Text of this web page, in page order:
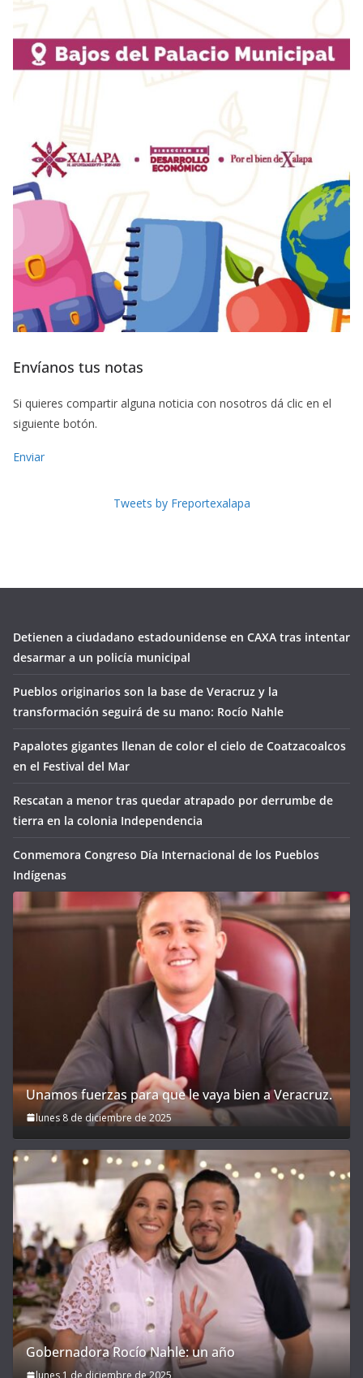
Envíanos tus notas
Si quieres compartir alguna noticia con nosotros dá clic en el
siguiente botón.
Enviar
Tweets by Freportexalapa
Detienen a ciudadano estadounidense en CAXA tras intentar
desarmar a un policía municipal
Pueblos originarios son la base de Veracruz y la
transformación seguirá de su mano: Rocío Nahle
Papalotes gigantes llenan de color el cielo de Coatzacoalcos
en el Festival del Mar
Rescatan a menor tras quedar atrapado por derrumbe de
tierra en la colonia Independencia
Conmemora Congreso Día Internacional de los Pueblos
Indígenas
Unamos fuerzas para que le vaya bien a Veracruz.
lunes 8 de diciembre de 2025
Gobernadora Rocío Nahle: un año